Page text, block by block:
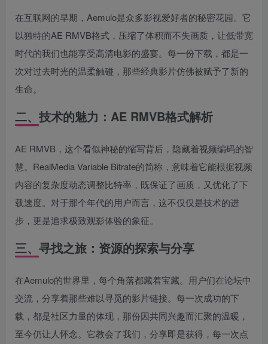
在互联网的早期，Aemulo是众多影视爱好者的秘密花园。它
以独特的AE RMVB格式，压缩了体积而不失画质，让低带宽
时代的我们也能享受高清电影的盛宴。每一份下载，都是一
次对过去时光的温柔触碰，那些经典影片仿佛被赋予了新的
生命。
二、技术的魅力：AE RMVB格式解析
AE RMVB，这个看似神秘的缩写背后，隐藏着视频编码的智
慧。RealMedia Variable Bitrate的简称，意味着它能根据视频
内容的复杂度动态调整比特率，既保证了画质，又优化了下
载速度。对于那个年代的用户而言，这不仅仅是技术的进
步，更是追求极致观影体验的象征。
三、寻找之旅：资源的探索与分享
在Aemulo的世界里，每个角落都藏着宝藏。用户们在论坛中
交流，分享着那些难以寻觅的影片链接。每一次成功的下
载，都是社区力量的体现，那份因共同兴趣而汇聚的温暖，
至今仍让人怀念。它教会了我们，分享即是获得，每一次点